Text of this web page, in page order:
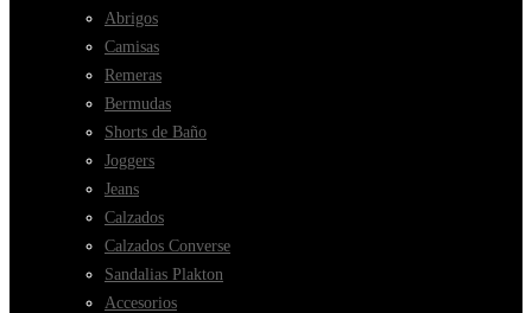
Abrigos
Camisas
Remeras
Bermudas
Shorts de Baño
Joggers
Jeans
Calzados
Calzados Converse
Sandalias Plakton
Accesorios